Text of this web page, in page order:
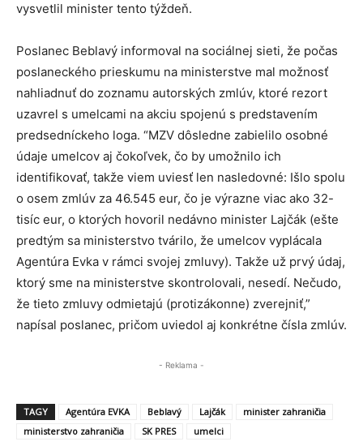
vysvetlil minister tento týždeň.
Poslanec Beblavý informoval na sociálnej sieti, že počas
poslaneckého prieskumu na ministerstve mal možnosť
nahliadnuť do zoznamu autorských zmlúv, ktoré rezort
uzavrel s umelcami na akciu spojenú s predstavením
predsedníckeho loga. “MZV dôsledne zabielilo osobné
údaje umelcov aj čokoľvek, čo by umožnilo ich
identifikovať, takže viem uviesť len nasledovné: Išlo spolu
o osem zmlúv za 46.545 eur, čo je výrazne viac ako 32-
tisíc eur, o ktorých hovoril nedávno minister Lajčák (ešte
predtým sa ministerstvo tvárilo, že umelcov vyplácala
Agentúra Evka v rámci svojej zmluvy). Takže už prvý údaj,
ktorý sme na ministerstve skontrolovali, nesedí. Nečudo,
že tieto zmluvy odmietajú (protizákonne) zverejniť,”
napísal poslanec, pričom uviedol aj konkrétne čísla zmlúv.
- Reklama -
TAGY Agentúra EVKA Beblavý Lajčák
minister zahraničia
ministerstvo zahraničia
SK PRES umelci